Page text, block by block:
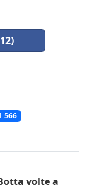
566
volte a